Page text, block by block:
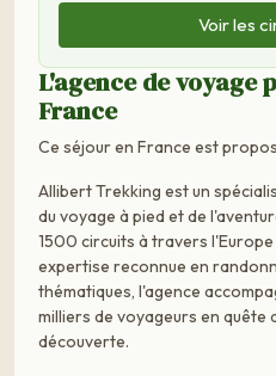
Voir les
L'agence de voyage
France
Ce séjour en France est
Allibert Trekking est un
du voyage à pied et de
1500 circuits à travers l'Europe
expertise reconnue en
thématiques, l'agence
milliers de voyageurs en quête
découverte.